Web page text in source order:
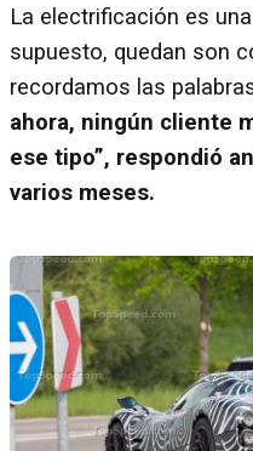
La electrificación es
supuesto, quedan son
recordamos las
ahora, ningún cliente
ese tipo”, respondió
varios meses.